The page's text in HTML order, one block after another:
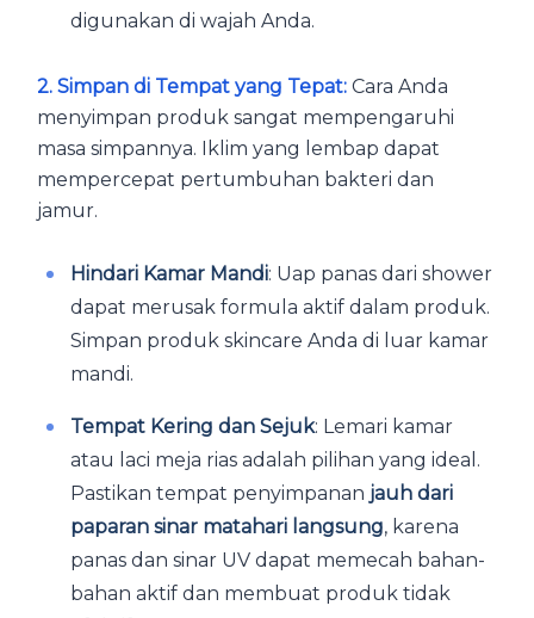
digunakan di wajah Anda.
2. Simpan di Tempat yang Tepat: Cara Anda
menyimpan produk sangat mempengaruhi
masa simpannya. Iklim yang lembap dapat
mempercepat pertumbuhan bakteri dan
jamur.
Hindari Kamar Mandi: Uap panas dari shower
dapat merusak formula aktif dalam produk.
Simpan produk skincare Anda di luar kamar
mandi.
Tempat Kering dan Sejuk: Lemari kamar
atau laci meja rias adalah pilihan yang ideal.
Pastikan tempat penyimpanan jauh dari
paparan sinar matahari langsung, karena
panas dan sinar UV dapat memecah bahan-
bahan aktif dan membuat produk tidak